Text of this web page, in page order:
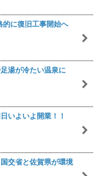
に復旧工事開始へ
湯が冷たい温泉に
いよいよ開業！！
交省と佐賀県が環境